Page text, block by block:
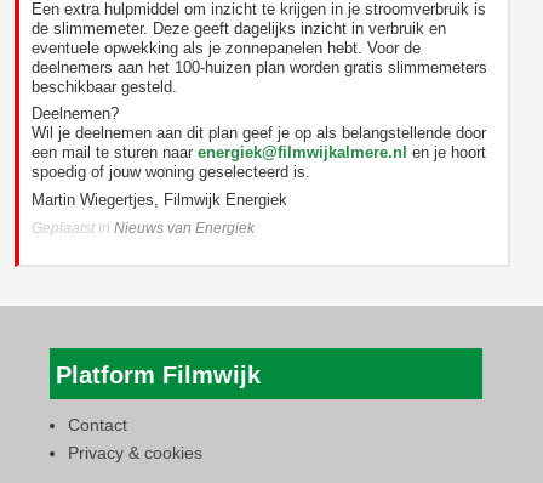
Een extra hulpmiddel om inzicht te krijgen in je stroomverbruik is
de slimmemeter. Deze geeft dagelijks inzicht in verbruik en
eventuele opwekking als je zonnepanelen hebt. Voor de
deelnemers aan het 100-huizen plan worden gratis slimmemeters
beschikbaar gesteld.
Deelnemen?
Wil je deelnemen aan dit plan geef je op als belangstellende door
een mail te sturen naar energiek@filmwijkalmere.nl en je hoort
spoedig of jouw woning geselecteerd is.
Martin Wiegertjes, Filmwijk Energiek
Geplaatst in Nieuws van Energiek
Platform Filmwijk
Contact
Privacy & cookies